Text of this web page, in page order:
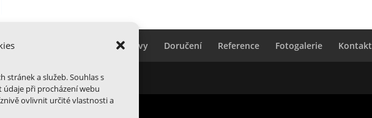
stránek a služeb. Souhlas s
při procházení webu
ovlivnit určité vlastnosti a
Sladké dorty Dobroty na oslavy Doručení Reference Fotogalerie Kontakt
| Běží naWordPress